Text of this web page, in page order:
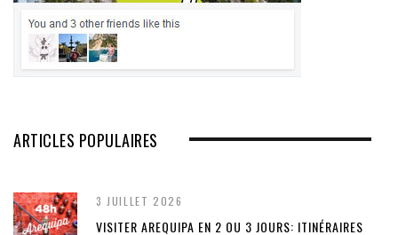
ARTICLES POPULAIRES
3 JUILLET 2026
VISITER AREQUIPA EN 2 OU 3 JOURS: ITINÉRAIRES